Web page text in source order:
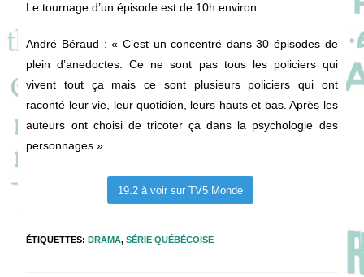
Le tournage d’un épisode est de 10h environ.
André Béraud : « C’est un concentré dans 30 épisodes de
plein d’anedoctes. Ce ne sont pas tous les policiers qui
vivent tout ça mais ce sont plusieurs policiers qui ont
raconté leur vie, leur quotidien, leurs hauts et bas. Après les
auteurs ont choisi de tricoter ça dans la psychologie des
personnages ».
19.2 à voir sur TV5 Monde
ÉTIQUETTES: DRAMA, SÉRIE QUÉBÉCOISE